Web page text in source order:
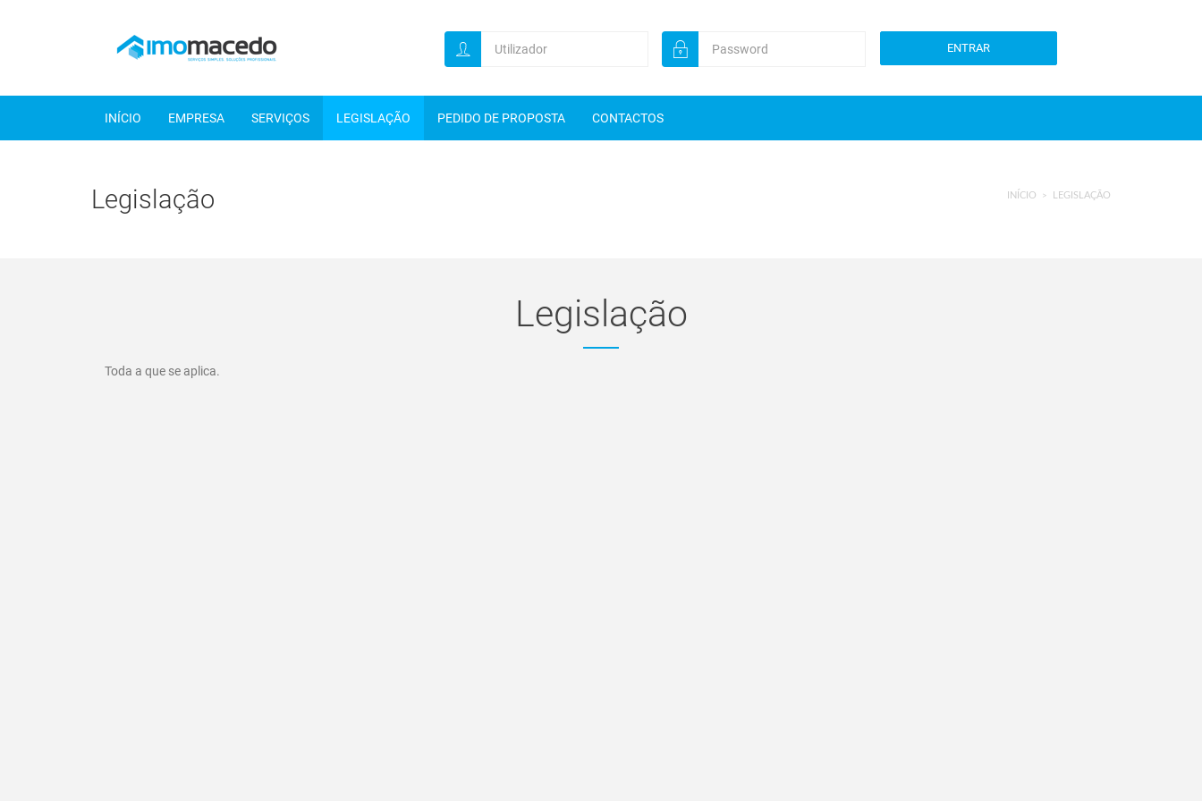
ENTRAR
INÍCIO EMPRESA SERVIÇOS LEGISLAÇÃO PEDIDO DE PROPOSTA CONTACTOS
Legislação INÍCIO LEGISLAÇÃO
Legislação
Toda a que se aplica.